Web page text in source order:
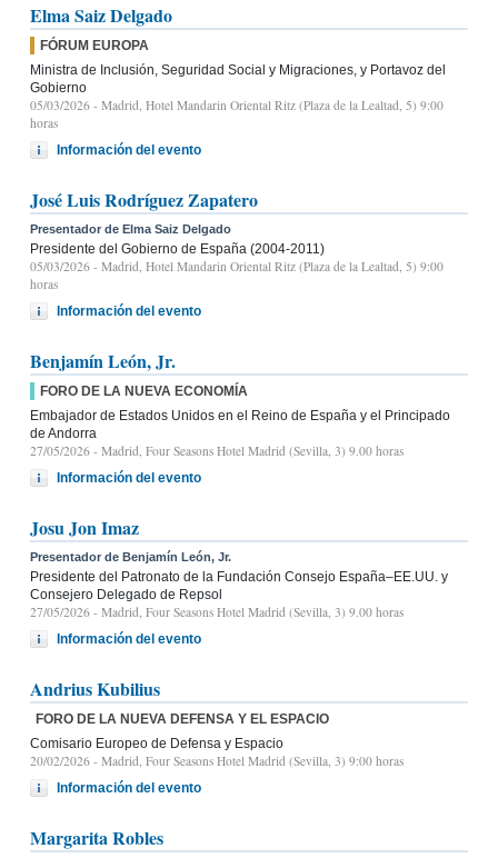
Elma Saiz Delgado
FÓRUM EUROPA
Ministra de Inclusión, Seguridad Social y Migraciones, y Portavoz del
Gobierno
05/03/2026 - Madrid, Hotel Mandarin Oriental Ritz (Plaza de la Lealtad, 5) 9:00
horas
Información del evento
José Luis Rodríguez Zapatero
Presentador de Elma Saiz Delgado
Presidente del Gobierno de España (2004-2011)
05/03/2026 - Madrid, Hotel Mandarin Oriental Ritz (Plaza de la Lealtad, 5) 9:00
horas
Información del evento
Benjamín León, Jr.
FORO DE LA NUEVA ECONOMÍA
Embajador de Estados Unidos en el Reino de España y el Principado
de Andorra
27/05/2026 - Madrid, Four Seasons Hotel Madrid (Sevilla, 3) 9.00 horas
Información del evento
Josu Jon Imaz
Presentador de Benjamín León, Jr.
Presidente del Patronato de la Fundación Consejo España–EE.UU. y
Consejero Delegado de Repsol
27/05/2026 - Madrid, Four Seasons Hotel Madrid (Sevilla, 3) 9.00 horas
Información del evento
Andrius Kubilius
FORO DE LA NUEVA DEFENSA Y EL ESPACIO
Comisario Europeo de Defensa y Espacio
20/02/2026 - Madrid, Four Seasons Hotel Madrid (Sevilla, 3) 9:00 horas
Información del evento
Margarita Robles